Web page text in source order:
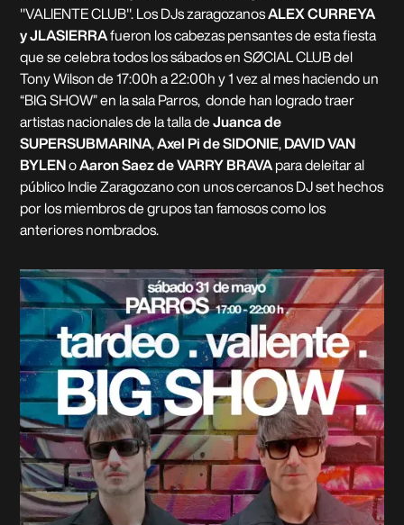
"VALIENTE CLUB". Los DJs zaragozanos ALEX CURREYA
y JLASIERRAfueron los cabezas pensantes de esta fiesta
que se celebra todos los sábados en SØCIAL CLUB del
Tony Wilson de 17:00h a 22:00h y 1 vez al mes haciendo un
“BIG SHOW” en la sala Parros, donde han logrado traer
artistas nacionales de la talla deJuanca de
SUPERSUBMARINA Axel Pi de SIDONIE DAVID VAN
BYLENo Aaron Saez de VARRY BRAVA para deleitar al
público Indie Zaragozano con unos cercanos DJ set hechos
por los miembros de grupos tan famosos como los
anteriores nombrados.